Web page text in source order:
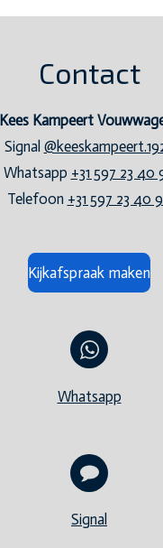
Contact
Kees Kampeert
Signal
Whatsapp +31 597 23 40
Telefoon +31 597 23 40
Kijkafspraak maken
Whatsapp
Signal